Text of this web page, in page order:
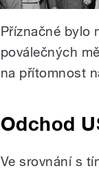
Příznačné bylo
poválečných
na přítomnost
Odchod
Ve srovnání s